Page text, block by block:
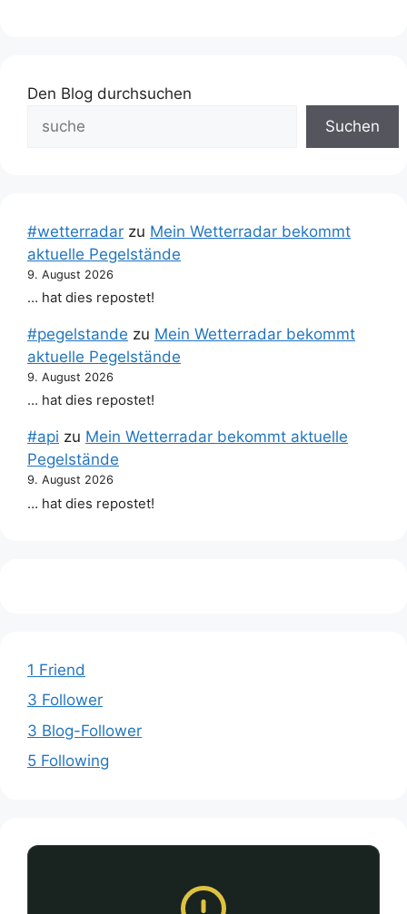
Den Blog durchsuchen
Suchen
#wetterradar zu Mein Wetterradar bekommt
aktuelle Pegelstände
9. August 2026
… hat dies repostet!
#pegelstande zu Mein Wetterradar bekommt
aktuelle Pegelstände
9. August 2026
… hat dies repostet!
#api zu Mein Wetterradar bekommt aktuelle
Pegelstände
9. August 2026
… hat dies repostet!
1 Friend
3 Follower
3 Blog-Follower
5 Following